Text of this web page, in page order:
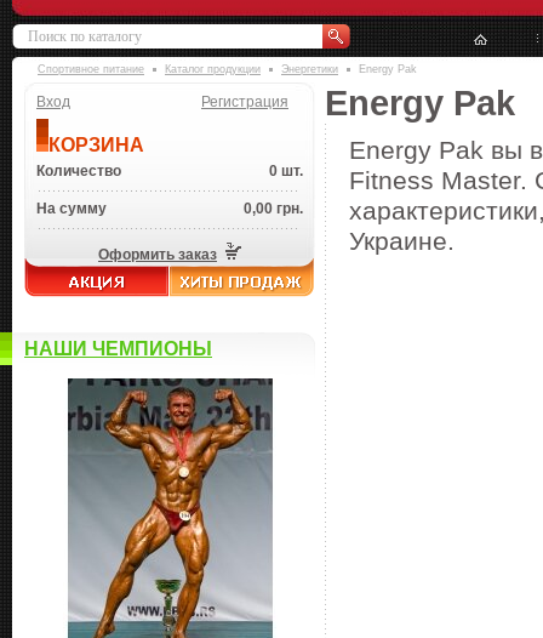
Спортивное питание Каталог продукции Энергетики Energy Pak
Вход Регистрация
КОРЗИНА
Количество 0 шт.
На сумму 0,00 грн.
Оформить заказ
НАШИ ЧЕМПИОНЫ
Energy Pak
Energy Pak вы
Fitness Master.
Украине.